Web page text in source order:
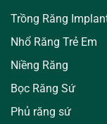
Trồng Răng
Nhổ Răng Trẻ Em
Niềng Răng
Bọc Răng Sứ
Phủ răng sứ